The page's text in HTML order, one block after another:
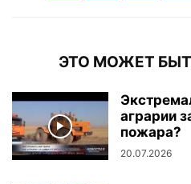
ЭТО МОЖЕТ
аграрии
пожара?
20.07.2026